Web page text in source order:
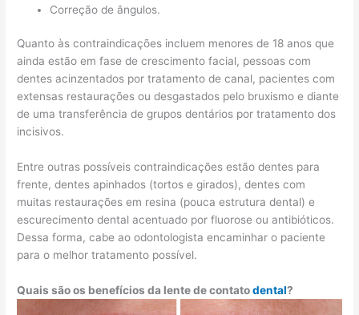
Correção de ângulos.
Quanto às contraindicações incluem menores de 18 anos que
ainda estão em fase de crescimento facial, pessoas com
dentes acinzentados por tratamento de canal, pacientes com
extensas restaurações ou desgastados pelo bruxismo e diante
de uma transferência de grupos dentários por tratamento dos
incisivos.
Entre outras possíveis contraindicações estão dentes para
frente, dentes apinhados (tortos e girados), dentes com
muitas restaurações em resina (pouca estrutura dental) e
escurecimento dental acentuado por fluorose ou antibióticos.
Dessa forma, cabe ao odontologista encaminhar o paciente
para o melhor tratamento possível.
Quais são os benefícios da lente de contatodental?